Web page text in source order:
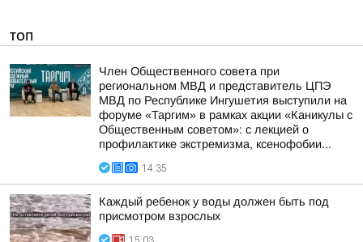
ТОП
Член Общественного совета при
региональном МВД и представитель ЦПЭ
МВД по Республике Ингушетия выступили на
форуме «Таргим» в рамках акции «Каникулы с
Общественным советом»: с лекцией о
профилактике экстремизма, ксенофобии...
14:35
Каждый ребенок у воды должен быть под
присмотром взрослых